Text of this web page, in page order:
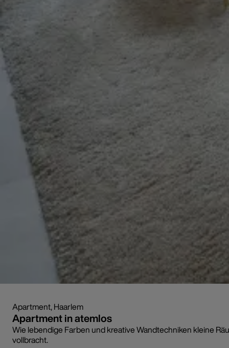
Apartment, Haarlem
Apartment in atemlos
Wie lebendige Farben und kreative Wandtechniken kleine
vollbracht.